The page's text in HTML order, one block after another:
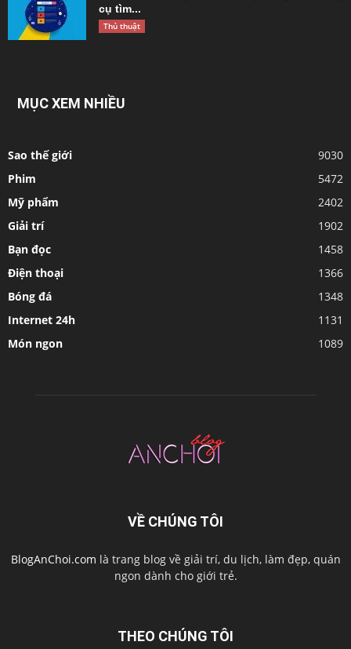
cụ tìm...
Thủ thuật
MỤC XEM NHIỀU
Sao thế giới
9030
Phim
5472
Mỹ phẩm
2402
Giải trí
1902
Bạn đọc
1458
Điện thoại
1366
Bóng đá
1348
Internet 24h
1131
Món ngon
1089
VỀ CHÚNG TÔI
BlogAnChoi.com là trang blog về giải trí, du lịch, làm đẹp, quán
ngon dành cho giới trẻ.
THEO CHÚNG TÔI